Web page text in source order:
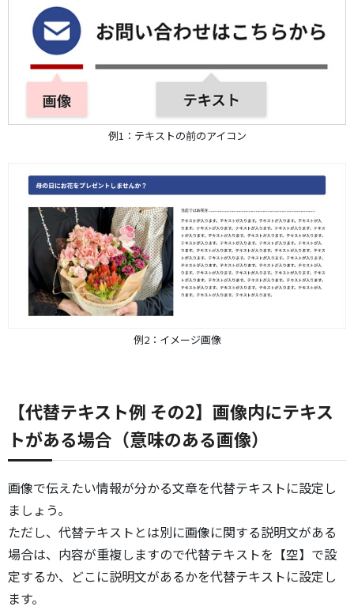
例1：テキストの前のアイコン
例2：イメージ画像
【代替テキスト例 その2】画像内にテキス
トがある場合（意味のある画像）
画像で伝えたい情報が分かる文章を代替テキストに設定し
ましょう。
ただし、代替テキストとは別に画像に関する説明文がある
場合は、内容が重複しますので代替テキストを【空】で設
定するか、どこに説明文があるかを代替テキストに設定し
ます。